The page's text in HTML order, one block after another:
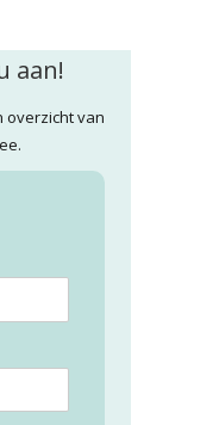
aan!
overzicht van